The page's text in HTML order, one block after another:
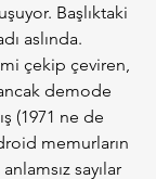
Başlıktaki
aslında.
çekip çeviren,
demode
(1971 ne de
memurların
sayılar